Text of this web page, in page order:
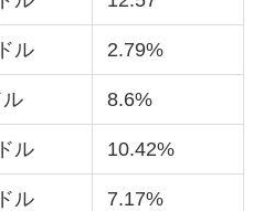
成されているので、
るので、この点は安
柄のすべてに均等で
時価総額加重平均型
ル 2.79%
8.6%
ル 10.42%
ル 7.17%